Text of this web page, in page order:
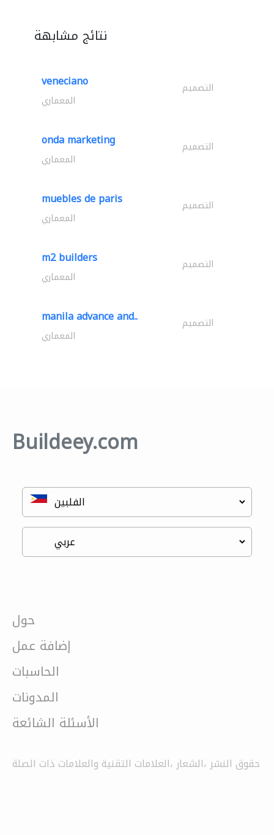
نتائج مشابهة
veneciano التصميم
المعماري
onda marketing التصميم
المعماري
muebles de paris التصميم
المعماري
m2 builders التصميم
المعماري
manila advance and.. التصميم
المعماري
Buildeey.com
حول
إضافة عمل
الحاسبات
المدونات
الأسئلة الشائعة
حقوق النشر ،الشعار ،العلامات التقنية والعلامات ذات الصلة